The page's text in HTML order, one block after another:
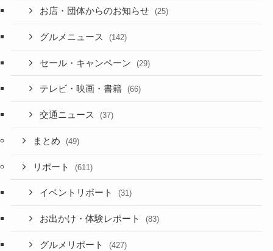
お店・団体からのお知らせ (25)
グルメニュース (142)
セール・キャンペーン (29)
テレビ・映画・書籍 (66)
交通ニュース (37)
まとめ (49)
リポート (611)
イベントリポート (31)
お出かけ・体験レポート (83)
グルメリポート (427)